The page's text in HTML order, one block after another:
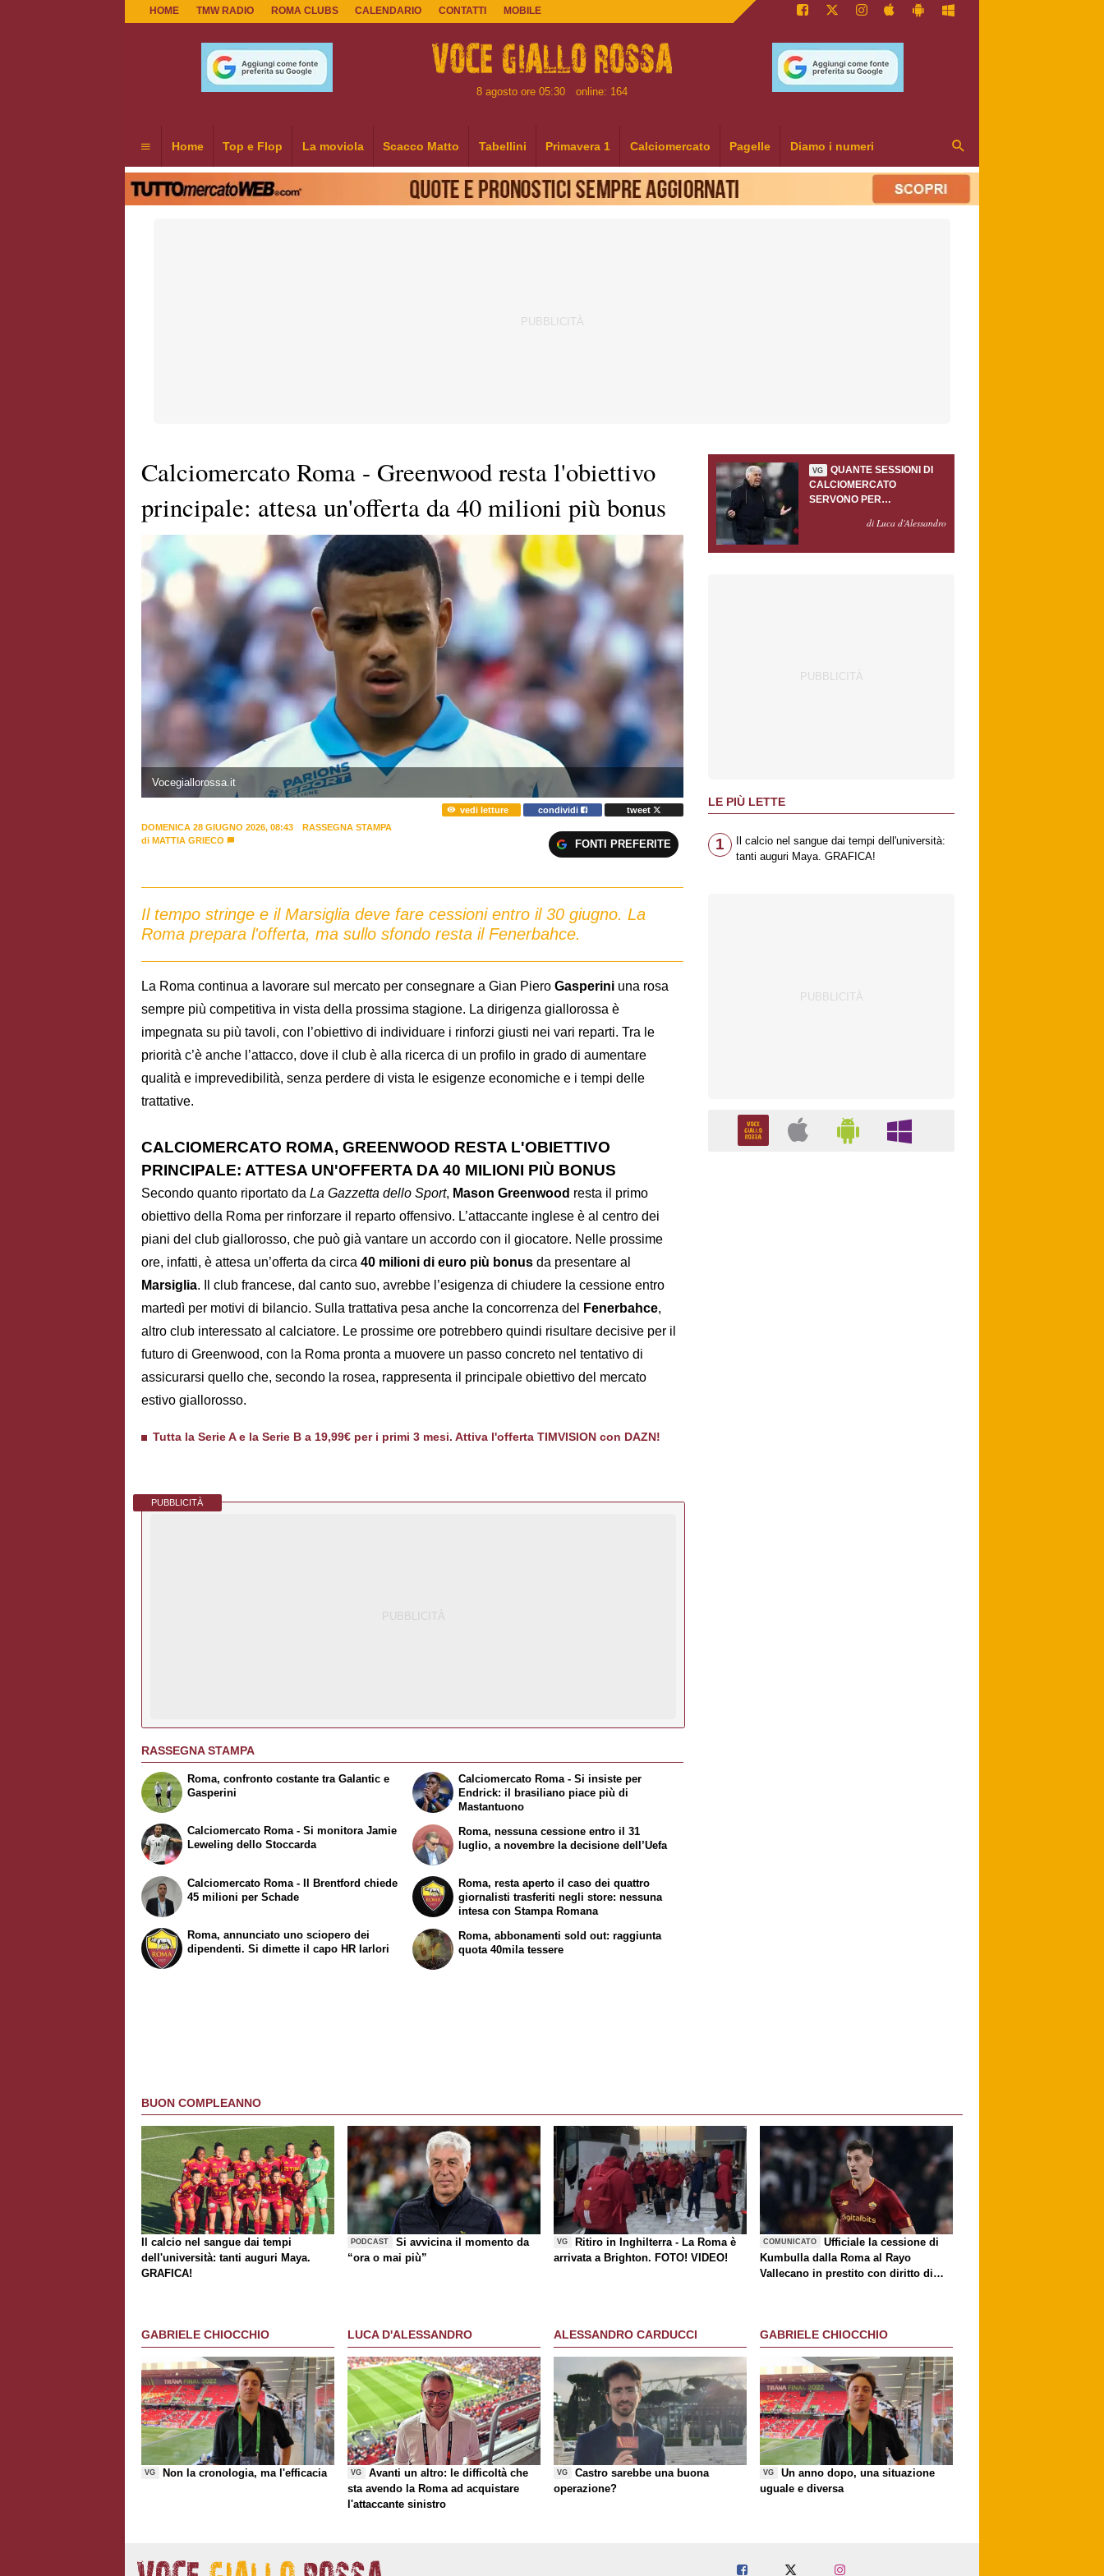
HOME TMW RADIO ROMA CLUBS CALENDARIO CONTATTI MOBILE
8 agosto ore 05:30 online: 164
Home Top e Flop La moviola Scacco Matto Tabellini Primavera 1 Calciomercato Pagelle Diamo i numeri
Calciomercato Roma - Greenwood resta l'obiettivo
principale: attesa un'offerta da 40 milioni più bonus
Vocegiallorossa.it
vedi letture condividi
tweet
DOMENICA 28 GIUGNO 2026, 08:43
RASSEGNA STAMPA
di MATTIA GRIECO FONTI PREFERITE
Il tempo stringe e il Marsiglia deve fare cessioni entro il 30 giugno. La
Roma prepara l'offerta, ma sullo sfondo resta il Fenerbahce.
La Roma continua a lavorare sul mercato per consegnare a Gian Piero Gasperini una rosa
sempre più competitiva in vista della prossima stagione. La dirigenza giallorossa è
impegnata su più tavoli, con l’obiettivo di individuare i rinforzi giusti nei vari reparti. Tra le
priorità c’è anche l’attacco, dove il club è alla ricerca di un profilo in grado di aumentare
qualità e imprevedibilità, senza perdere di vista le esigenze economiche e i tempi delle
trattative.
CALCIOMERCATO ROMA, GREENWOOD RESTA L'OBIETTIVO
PRINCIPALE: ATTESA UN'OFFERTA DA 40 MILIONI PIÙ BONUS
Secondo quanto riportato da La Gazzetta dello Sport, Mason Greenwood resta il primo
obiettivo della Roma per rinforzare il reparto offensivo. L’attaccante inglese è al centro dei
piani del club giallorosso, che può già vantare un accordo con il giocatore. Nelle prossime
ore, infatti, è attesa un’offerta da circa 40 milioni di euro più bonus da presentare al
Marsiglia. Il club francese, dal canto suo, avrebbe l’esigenza di chiudere la cessione entro
martedì per motivi di bilancio. Sulla trattativa pesa anche la concorrenza del
Fenerbahce,
altro club interessato al calciatore. Le prossime ore potrebbero quindi risultare decisive per il
futuro di Greenwood, con la Roma pronta a muovere un passo concreto nel tentativo di
assicurarsi quello che, secondo la rosea, rappresenta il principale obiettivo del mercato
estivo giallorosso.
Tutta la Serie A e la Serie B a 19,99€ per i primi 3 mesi. Attiva l'offerta TIMVISION con DAZN!
PUBBLICITÀ
RASSEGNA STAMPA
Roma, confronto costante tra Galantic e
Gasperini
Calciomercato Roma - Si monitora Jamie
Leweling dello Stoccarda
Calciomercato Roma - Si insiste per
Endrick: il brasiliano piace più di
Mastantuono
Roma, nessuna cessione entro il 31
luglio, a novembre la decisione dell’Uefa
Calciomercato Roma - Il Brentford chiede
45 milioni per Schade
Roma, annunciato uno sciopero dei
dipendenti. Si dimette il capo HR Iarlori
Roma, resta aperto il caso dei quattro
giornalisti trasferiti negli store: nessuna
intesa con Stampa Romana
Roma, abbonamenti sold out: raggiunta
quota 40mila tessere
VG
QUANTE SESSIONI DI
CALCIOMERCATO
SERVONO PER
GASPERINI?di Luca d'Alessandro
LE PIÙ LETTE
1
Il calcio nel sangue dai tempi dell'università:
tanti auguri Maya. GRAFICA!
BUON COMPLEANNO
Il calcio nel sangue dai tempi
dell'università: tanti auguri Maya.
GRAFICA!
PODCAST
Si avvicina il momento da
“ora o mai più”
VG
Ritiro in Inghilterra - La Roma è
arrivata a Brighton. FOTO! VIDEO!
COMUNICATO
Ufficiale la cessione di
Kumbulla dalla Roma al Rayo
Vallecano in prestito con diritto di
GABRIELE CHIOCCHIO
VG Non la cronologia, ma l'efficacia
LUCA D'ALESSANDRO
VG
Avanti un altro: le difficoltà che
sta avendo la Roma ad acquistare
l'attaccante sinistro
ALESSANDRO CARDUCCI
VG
Castro sarebbe una buona
operazione?
GABRIELE CHIOCCHIO
VG
Un anno dopo, una situazione
uguale e diversa